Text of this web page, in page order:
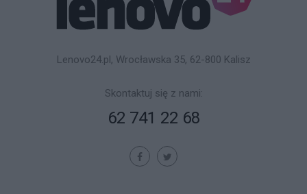
Lenovo24.pl, Wrocławska 35, 62-800 Kalisz
Skontaktuj się z nami:
62 741 22 68